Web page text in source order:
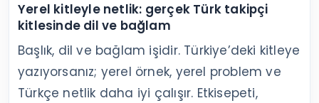
Yerel kitleyle netlik: gerçek Türk takipçi
kitlesinde dil ve bağlam
Başlık, dil ve bağlam işidir. Türkiye’deki kitleye
yazıyorsanız; yerel örnek, yerel problem ve
Türkçe netlik daha iyi çalışır. Etkisepeti,